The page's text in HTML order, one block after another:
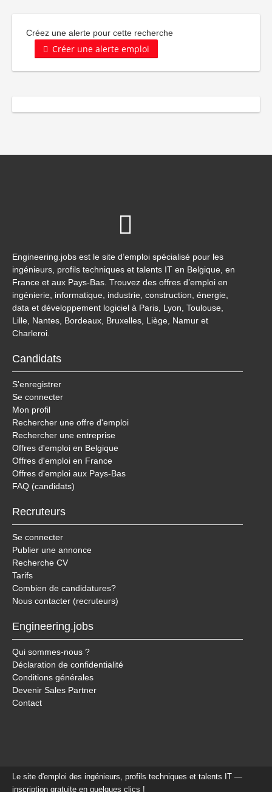
Créez une alerte pour cette recherche
Créer une alerte emploi
Engineering.jobs est le site d’emploi spécialisé pour les
ingénieurs, profils techniques et talents IT en Belgique, en
France et aux Pays-Bas. Trouvez des offres d’emploi en
ingénierie, informatique, industrie, construction, énergie,
data et développement logiciel à Paris, Lyon, Toulouse,
Lille, Nantes, Bordeaux, Bruxelles, Liège, Namur et
Charleroi.
Candidats
S'enregistrer
Se connecter
Mon profil
Rechercher une offre d'emploi
Rechercher une entreprise
Offres d'emploi en Belgique
Offres d'emploi en France
Offres d'emploi aux Pays-Bas
FAQ (candidats)
Recruteurs
Se connecter
Publier une annonce
Recherche CV
Tarifs
Combien de candidatures?
Nous contacter (recruteurs)
Engineering.jobs
Qui sommes-nous ?
Déclaration de confidentialité
Conditions générales
Devenir Sales Partner
Contact
Le site d'emploi des ingénieurs, profils techniques et talents IT —
inscription gratuite en quelques clics !